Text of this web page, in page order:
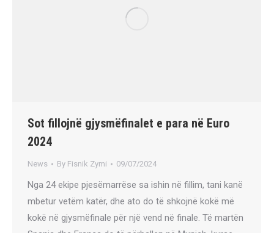
Sot fillojnë gjysmëfinalet e para në Euro
2024
News By Fisnik Zymi 09/07/2024
Nga 24 ekipe pjesëmarrëse sa ishin në fillim, tani kanë
mbetur vetëm katër, dhe ato do të shkojnë kokë më
kokë në gjysmëfinale për një vend në finale. Të martën